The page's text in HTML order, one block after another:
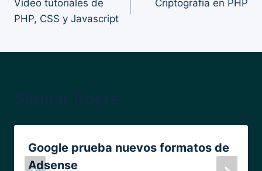
navigation
Vídeo tutoriales de
PHP, CSS y Javascript
Criptografía en PHP
Google prueba nuevos formatos de
Adsense